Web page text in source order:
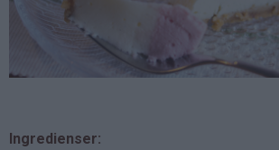
Ingredienser: